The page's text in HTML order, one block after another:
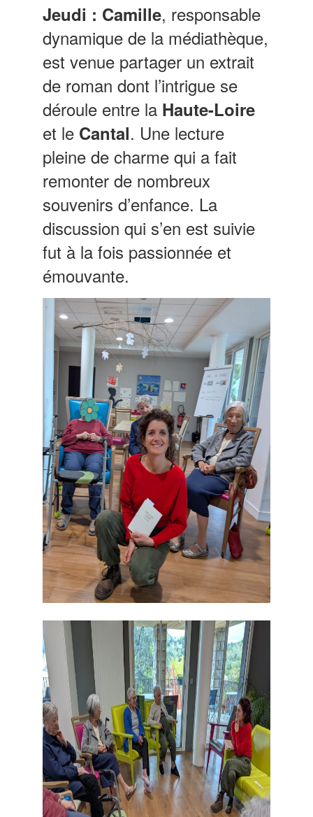
Jeudi : Camille, responsable
dynamique de la médiathèque,
est venue partager un extrait
de roman dont l’intrigue se
déroule entre la Haute-Loire
et le Cantal. Une lecture
pleine de charme qui a fait
remonter de nombreux
souvenirs d’enfance. La
discussion qui s’en est suivie
fut à la fois passionnée et
émouvante.